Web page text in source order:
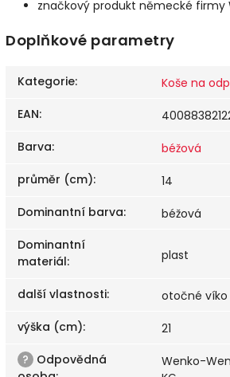
značkový produkt německé firmy
Doplňkové parametry
Kategorie:
Koše na
EAN:
Barva:
béžová
průměr (cm):
14
Dominantní barva:
béžová
Dominantní
materiál: plast
další vlastnosti:
otočné víko
výška (cm):
21
? Odpovědná
Wenko-